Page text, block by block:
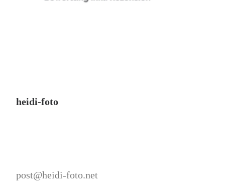
heidi-foto
post@heidi-foto.net